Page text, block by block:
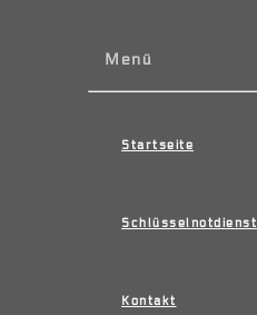
Menü
Startseite
Schlüsselnotdienst
Kontakt